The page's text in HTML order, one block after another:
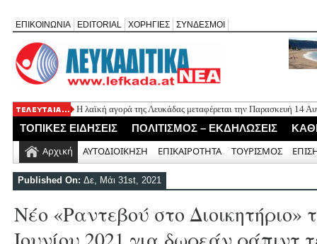
ΕΠΙΚΟΙΝΩΝΙΑ EDITORIAL ΧΟΡΗΓΙΕΣ ΣΥΝΔΕΣΜΟΙ
Η λαϊκή αγορά της Λευκάδας μεταφέρεται την Παρασκευή 14
Εορτασμός της Μεταμόρφωσης στο Μεγανήσι Λευκάδας
Ο Δήμος Λευκάδας προμηθεύεται 40 αντίτυπα του
Τρεις θεματικές ομιλίες στον Ιερό Ναό Μεταμορφώσεως του
ΤΟΠΙΚΕΣ ΕΙΔΗΣΕΙΣ ΠΟΛΙΤΙΣΜΟΣ – ΕΚΔΗΛΩΣΕΙΣ
Αρχική ΑΥΤΟΔΙΟΙΚΗΣΗ ΕΠΙΚΑΙΡΟΤΗΤΑ ΤΟΥΡΙΣΜΟΣ
Published On: Δε, Μάι 31st, 2021
Νέο «Ραντεβού στο Διοικητήριο»